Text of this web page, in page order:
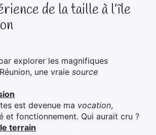
de la taille à l’île
explorer les magnifiques
une vraie source
est devenue ma vocation,
et fonctionnement. Qui aurait cru ?
terrain